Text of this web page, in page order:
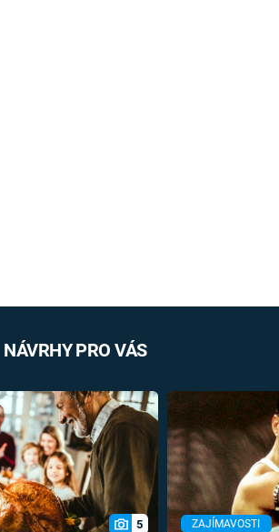
NÁVRHY PRO VÁS
5 ZAJÍMAVOSTI